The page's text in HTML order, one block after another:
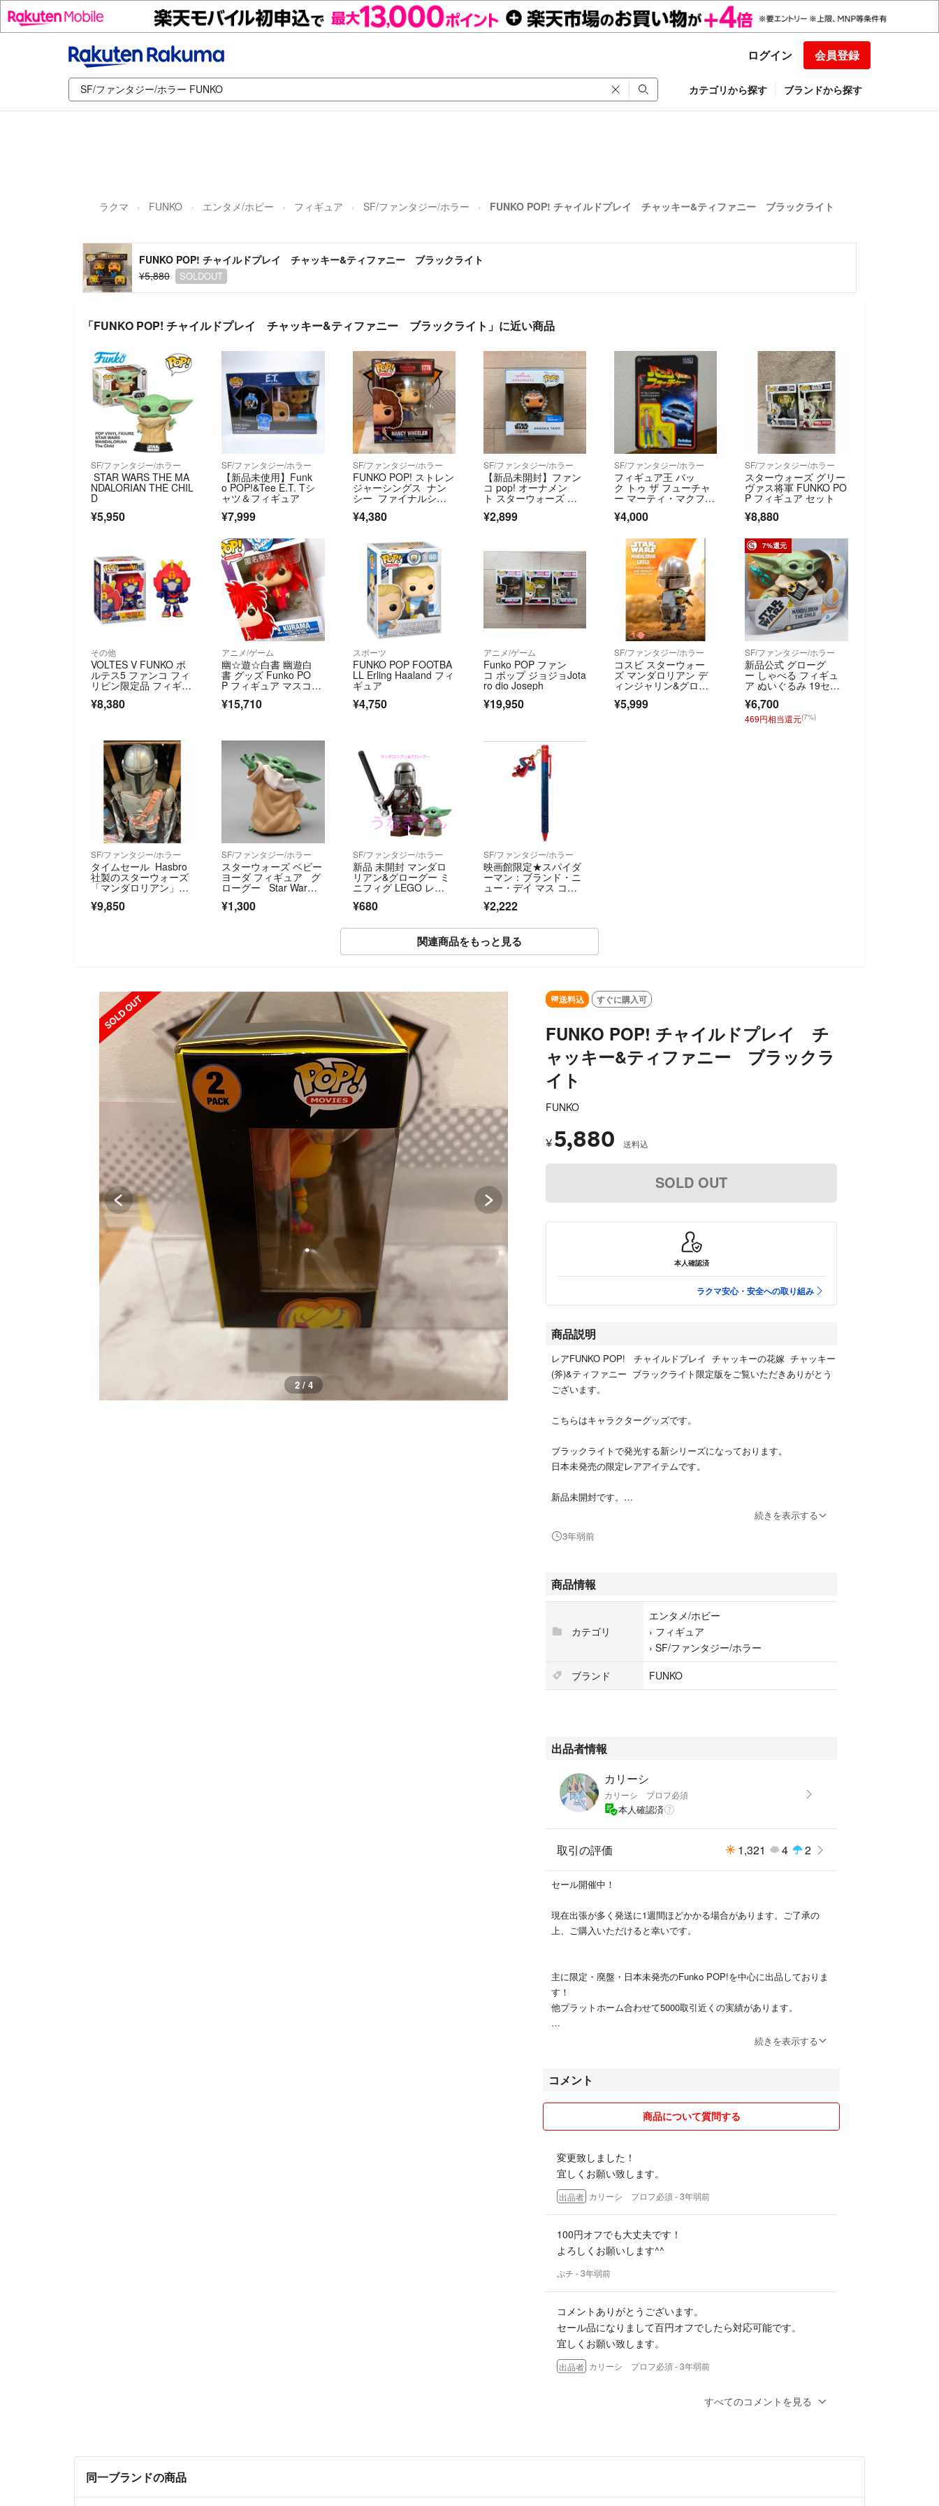
ログイン 会員登録
カテゴリから探す ブランドから探す
ラクマ FUNKO エンタメ/ホビー フィギュア SF/ファンタジー/ホラー FUNKO POP! チャイルドプレイ チャッキー&ティファニー ブラックライト
FUNKO POP! チャイルドプレイ チャッキー&ティファニー ブラックライト
¥5,880
SOLDOUT
「FUNKO POP! チャイルドプレイ チャッキー&ティファニー ブラックライト」に近い商品
SF/ファンタジー/ホラー
STAR WARS THE MA
NDALORIAN THE CHIL
D
¥5,950
SF/ファンタジー/ホラー
【新品未使用】Funk
o POP!&Tee E.T. Tシ
ャツ＆フィギュア
¥7,999
SF/ファンタジー/ホラー
FUNKO POP! ストレン
ジャーシングス ナン
シー ファイナルシー
ズン版
¥4,380
SF/ファンタジー/ホラー
【新品未開封】ファン
コ pop! オーナメン
ト スターウォーズ ア
ソーカタノ
¥2,899
SF/ファンタジー/ホラー
フィギュア王 バッ
ク トゥ ザ フューチャ
ー マーティ・マクフラ
イ 未開封
¥4,000
SF/ファンタジー/ホラー
スターウォーズ グリー
ヴァス将軍 FUNKO PO
P フィギュア セット
¥8,880
その他
VOLTES V FUNKO ボ
ルテス5 ファンコ フィ
リピン限定品 フィギュ
¥8,380
アニメ/ゲーム
幽☆遊☆白書 幽遊白
書 グッズ Funko PO
P フィギュア マスコッ
¥15,710
スポーツ
FUNKO POP FOOTBA
LL Erling Haaland フィ
ギュア
¥4,750
アニメ/ゲーム
Funko POP ファン
コ ポップ ジョジョJota
ro dio Joseph
¥19,950
SF/ファンタジー/ホラー
コスビ スターウォー
ズ マンダロリアン デ
ィンジャリン&グロー
¥5,999
7%還元
SF/ファンタジー/ホラー
新品公式 グローグ
ー しゃべる フィギュ
ア ぬいぐるみ 19セン
¥6,700
469円相当還元(7%)
SF/ファンタジー/ホラー
タイムセール Hasbro
社製のスターウォーズ
「マンダロリアン」BI
¥9,850
SF/ファンタジー/ホラー
スターウォーズ ベビー
ヨーダ フィギュア グ
ローグー Star War
¥1,300
SF/ファンタジー/ホラー
新品 未開封 マンダロ
リアン&グローグー ミ
ニフィグ LEGO レ
¥680
SF/ファンタジー/ホラー
映画館限定★スパイダ
ーマン：ブランド・ニ
ュー・デイ マス コッ
ズ
¥2,222
関連商品をもっと見る
SOLD OUT SOLD OUT
2 / 4
送料込 すぐに購入可
FUNKO POP! チャイルドプレイ チ
ャッキー&ティファニー ブラックラ
イト
FUNKO
¥ 5,880 送料込
SOLD OUT
本人確認済
ラクマ安心・安全への取り組み
商品説明
レアFUNKO POP! チャイルドプレイ チャッキーの花嫁 チャッキー
(斧)&ティファニー ブラックライト限定版をご覧いただきありがとう
ございます。
こちらはキャラクターグッズです。
ブラックライトで発光する新シリーズになっております。
日本未発売の限定レアアイテムです。
新品未開封です。
他にも大量にFunko POP!を出品しております。映画シリーズは下記
#カリーシ夏の大セール
#FUNKOPOP
#Halloween
#チャッキー
ファンコ POP
ご不明点があればコメントよろしくお願いいたします。
続きを表示する
3年弱前
商品情報
カテゴリ
エンタメ/ホビー
› フィギュア
› SF/ファンタジー/ホラー
ブランド
FUNKO
出品者情報
カリーシ
カリーシ プロフ必須
本人確認済
取引の評価 1,321 4 2
セール開催中！
現在出張が多く発送に1週間ほどかかる場合があります。ご了承の
上、ご購入いただけると幸いです。
主に限定・廃盤・日本未発売のFunko POP!を中心に出品しておりま
す！
他プラットホーム合わせて5000取引近くの実績があります。
Funko POP!は主に海外正規店から輸入しております。
＊コンディションに関して
海外製品の為、色むらや箱のシワなど完璧な状態を望まれる方はご遠
慮下さい。
にしております。
※値下に関しては
まとめ売りはお安くさせて頂きますので気軽にコメント下さい！また
＊コメントに関して
合わせて購入・発送方法・入荷希望商品・
＊梱包に関して
通常サイズのPOPはプチプチにダンボールに梱包して郵送致します。
＊ご入金に関して
原則48時間以内にご入金がない場合はキャンセルさせて頂きます。
配送予定日が遅くなる場合はご連絡致します。
購入後のキャンセルは致しかねますので、
続きを表示する
コメント
商品について質問する
変更致しました！
宜しくお願い致します。
出品者 カリーシ プロフ必須- 3年弱前
100円オフでも大丈夫です！
よろしくお願いします^^
ぷチ - 3年弱前
コメントありがとうございます。
セール品になりまして百円オフでしたら対応可能です。
宜しくお願い致します。
出品者 カリーシ プロフ必須- 3年弱前
はじめまして。コメント失礼します。すべてのコメントを見る
同一ブランドの商品